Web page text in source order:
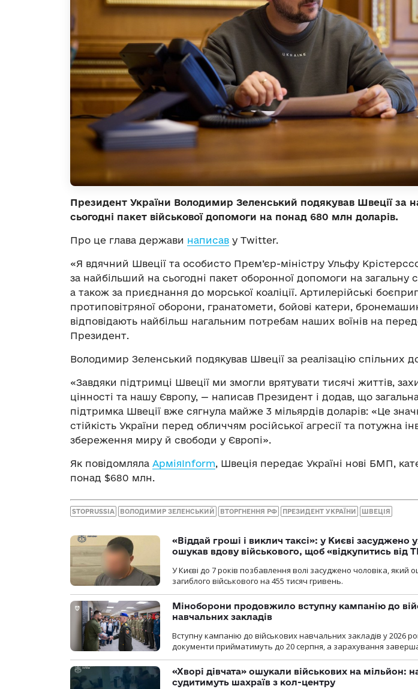
Президент України Володимир Зеленський подякував Швеції за
сьогодні пакет військової допомоги на понад 680 млн доларів.
Про це глава держави написав у Тwitter.
«Я вдячний Швеції та особисто Прем’єр-міністру Ульфу
за найбільший на сьогодні пакет оборонної допомоги на загальну
а також за приєднання до морської коаліції. Артилерійські
протиповітряної оборони, гранатомети, бойові катери,
відповідають найбільш нагальним потребам наших воїнів на
Президент.
Володимир Зеленський подякував Швеції за реалізацію спільних
«Завдяки підтримці Швеції ми змогли врятувати тисячі життів,
цінності та нашу Європу, — написав Президент і додав, що
підтримка Швеції вже сягнула майже 3 мільярдів доларів: «Це
стійкість України перед обличчям російської агресії та потужна
збереження миру й свободи у Європі».
Як повідомляла АрміяInform, Швеція передає Україні нові БМП,
понад $680 млн.
STOPRUSSIA ВОЛОДИМИР ЗЕЛЕНСЬКИЙ ВТОРГНЕННЯ РФ ПРЕЗИДЕНТ УКРАЇНИ ШВЕЦІЯ
«Віддай гроші і виклич таксі»: у Києві засуджено
ошукав вдову військового, щоб «відкупитись від
У Києві до 7 років позбавлення волі засуджено чоловіка, який
загиблого військового на 455 тисяч гривень.
Міноборони продовжило вступну кампанію до
навчальних закладів
Вступну кампанію до військових навчальних закладів у 2026
документи прийматимуть до 20 серпня, а зарахування
«Хворі дівчата» ошукали військових на мільйон:
судитимуть шахраїв з кол-центру